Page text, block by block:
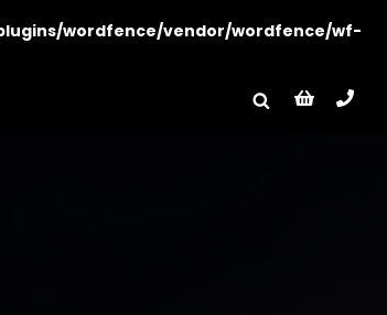
wordfence/vendor/wordfence/wf-